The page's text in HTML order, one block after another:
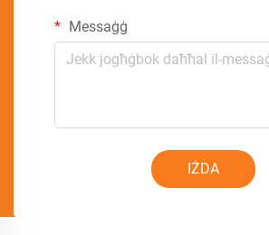
Messaġġ
IŻDA